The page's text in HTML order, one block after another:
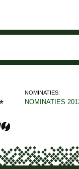
NOMINATIES:
NOMINATIES